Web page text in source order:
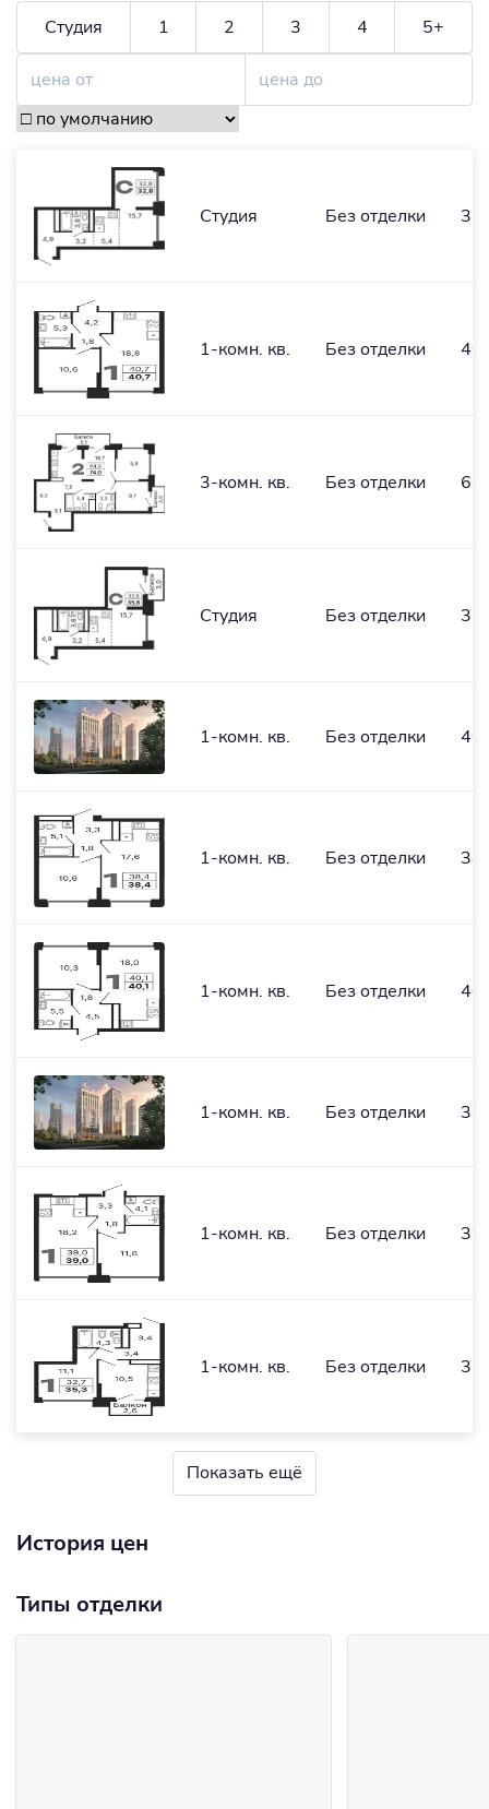
Студия 1 2 3 4 5+
Студия Без отделки
1-комн. кв. Без отделки
3-комн. кв. Без отделки
Студия Без отделки
1-комн. кв. Без отделки
1-комн. кв. Без отделки
1-комн. кв. Без отделки
1-комн. кв. Без отделки 39
1-комн. кв. Без отделки 39
1-комн. кв. Без отделки
Показать ещё
История цен
Типы отделки